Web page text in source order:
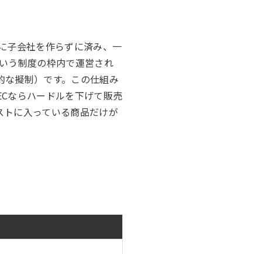
子会社を作らずに済み、一
う制度の枠内で運営され
擬制）です。この仕組み
ならハードルを下げて販売
に入っている商品だけが